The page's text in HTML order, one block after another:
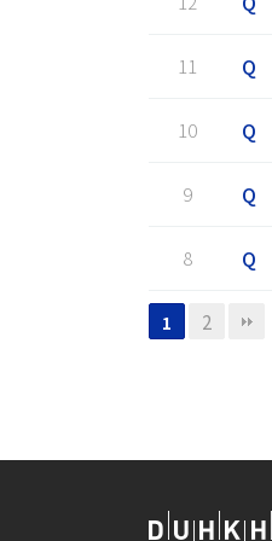
11 Q
10 Q
9 Q
8 Q
1 2